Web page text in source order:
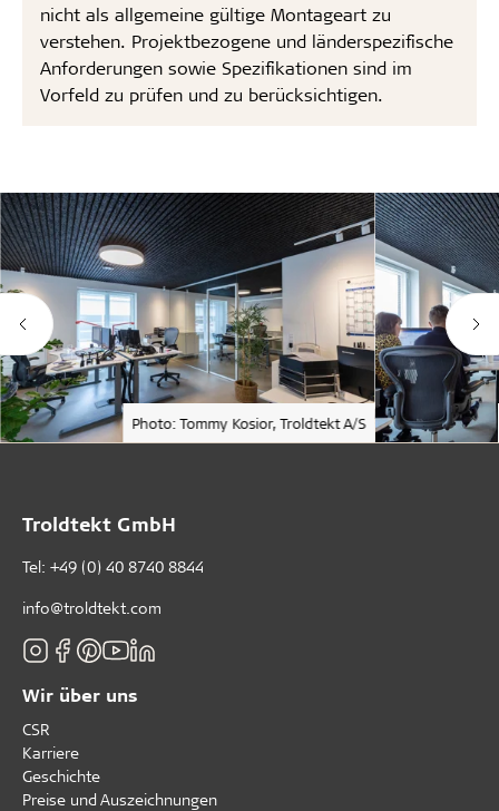
nicht als allgemeine gültige Montageart zu
verstehen. Projektbezogene und länderspezifische
Anforderungen sowie Spezifikationen sind im
Vorfeld zu prüfen und zu berücksichtigen.
Photo: Tommy Kosior, Troldtekt A/S
Troldtekt GmbH
Tel: +49 (0) 40 8740 8844
info@troldtekt.com
Wir über uns
CSR
Karriere
Geschichte
Preise und Auszeichnungen